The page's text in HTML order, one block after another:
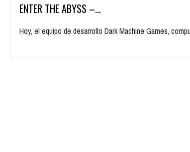
ENTER THE ABYSS –…
Hoy, el equipo de desarrollo Dark Machine Games,